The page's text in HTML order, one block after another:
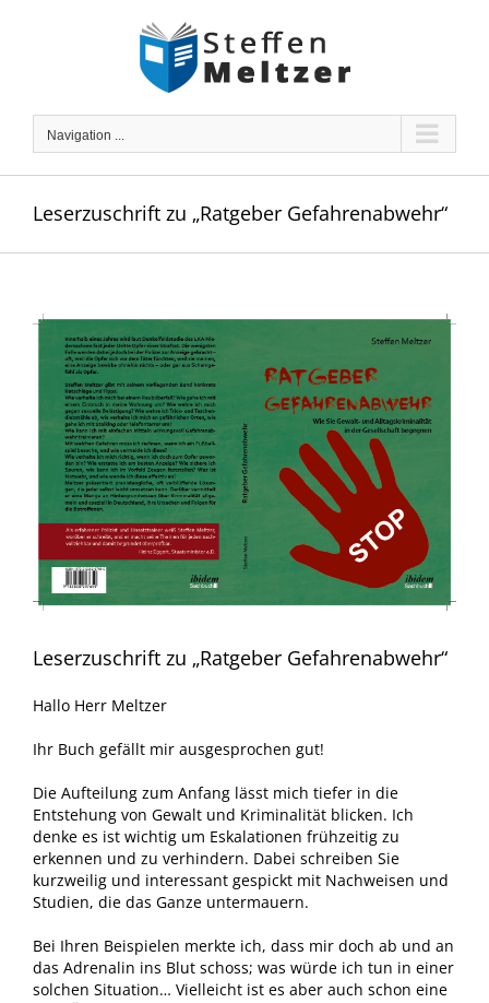
Navigation ...
Leserzuschrift zu „Ratgeber Gefahrenabwehr“
Zeige
grösseres
Bild
Leserzuschrift zu „Ratgeber Gefahrenabwehr“
Hallo Herr Meltzer
Ihr Buch gefällt mir ausgesprochen gut!
Die Aufteilung zum Anfang lässt mich tiefer in die
Entstehung von Gewalt und Kriminalität blicken. Ich
denke es ist wichtig um Eskalationen frühzeitig zu
erkennen und zu verhindern. Dabei schreiben Sie
kurzweilig und interessant gespickt mit Nachweisen und
Studien, die das Ganze untermauern.
Bei Ihren Beispielen merkte ich, dass mir doch ab und an
das Adrenalin ins Blut schoss; was würde ich tun in einer
solchen Situation… Vielleicht ist es aber auch schon eine